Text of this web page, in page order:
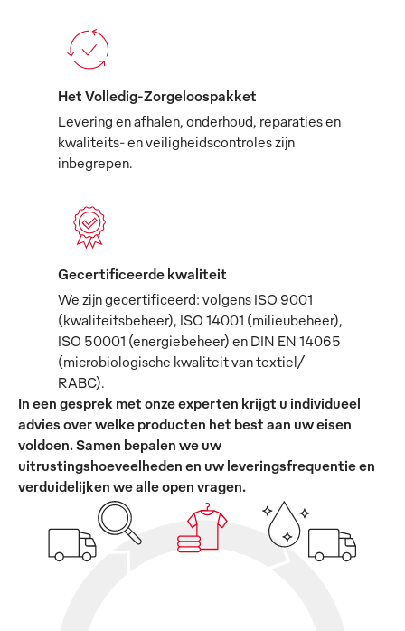
Het Volledig-Zorgeloospakket
Levering en afhalen, onderhoud, reparaties en
kwaliteits- en veiligheidscontroles zijn
inbegrepen.
Gecertificeerde kwaliteit
We zijn gecertificeerd: volgens ISO 9001
(kwaliteitsbeheer), ISO 14001 (milieubeheer),
ISO 50001 (energiebeheer) en DIN EN 14065
(microbiologische kwaliteit van textiel/
RABC).
In een gesprek met onze experten krijgt u individueel
advies over welke producten het best aan uw eisen
voldoen. Samen bepalen we uw
uitrustingshoeveelheden en uw leveringsfrequentie en
verduidelijken we alle open vragen.